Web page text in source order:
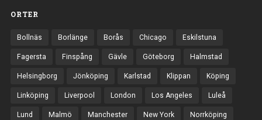
ORTER
Bollnäs Borlänge Borås Chicago Eskilstuna
Fagersta Finspång Gävle Göteborg Halmstad
Helsingborg Jönköping Karlstad Klippan Köping
Linköping Liverpool London Los Angeles Luleå
Lund Malmö Manchester New York Norrköping